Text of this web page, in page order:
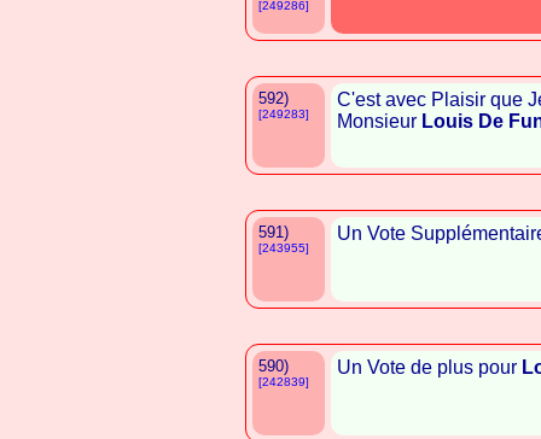
[249286]
592)
[249283]
C'est avec Plaisir que
Monsieur Louis De
591)
[243955]
Un Vote
590)
[242839]
Un Vote de plus pour